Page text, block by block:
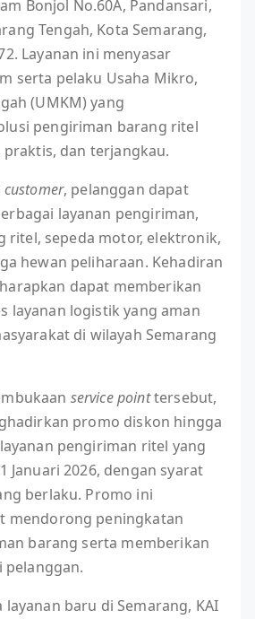
Bonjol No.60A, Pandansari,
Tengah, Kota Semarang,
Layanan ini menyasar
serta pelaku Usaha Mikro,
(UMKM) yang
pengiriman barang ritel
praktis, dan terjangkau.
, pelanggan dapat
layanan pengiriman,
ritel, sepeda motor, elektronik,
hewan peliharaan. Kehadiran
dapat memberikan
layanan logistik yang aman
di wilayah Semarang
service pointtersebut,
promo diskon hingga
pengiriman ritel yang
Januari 2026, dengan syarat
berlaku. Promo ini
mendorong peningkatan
barang serta memberikan
pelanggan.
layanan baru di Semarang, KAI